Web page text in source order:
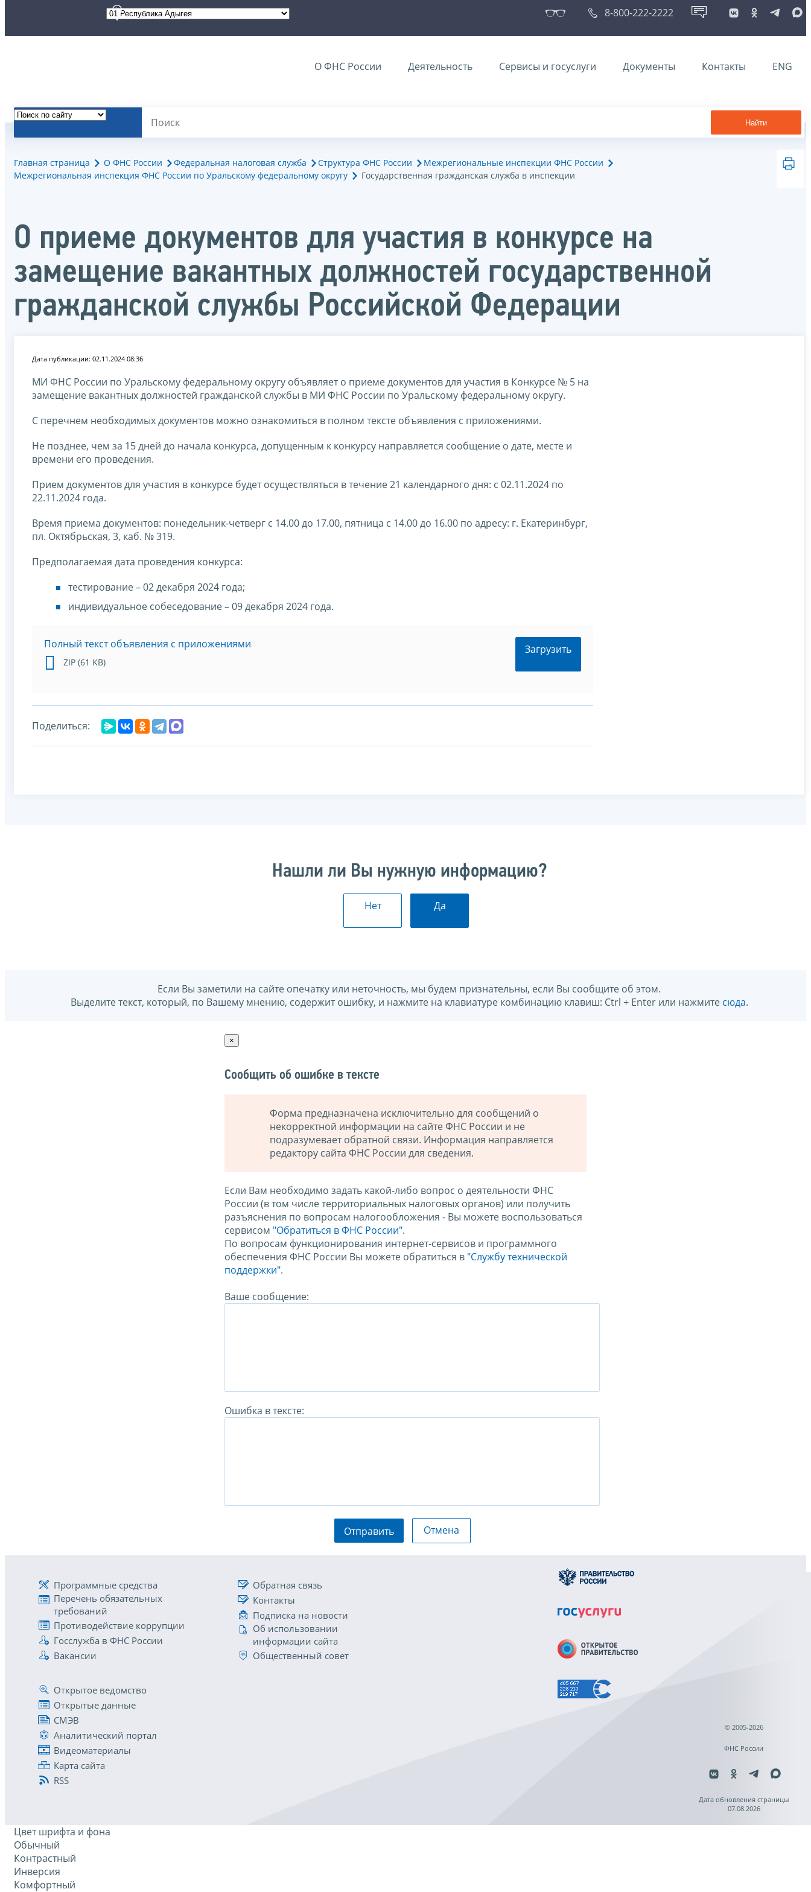
8-800-222-2222
О ФНС России Деятельность Сервисы и госуслуги Документы Контакты ENG
Найти
Главная страница О ФНС России Федеральная налоговая служба Структура ФНС России
Межрегиональные инспекции ФНС России
Межрегиональная инспекция ФНС России по Уральскому федеральному округу
Государственная гражданская служба в инспекции
О приеме документов для участия в конкурсе на
замещение вакантных должностей государственной
гражданской службы Российской Федерации
Дата публикации: 02.11.2024 08:36
МИ ФНС России по Уральскому федеральному округу объявляет о приеме документов для участия в Конкурсе № 5 на
замещение вакантных должностей гражданской службы в МИ ФНС России по Уральскому федеральному округу.
С перечнем необходимых документов можно ознакомиться в полном тексте объявления с приложениями.
Не позднее, чем за 15 дней до начала конкурса, допущенным к конкурсу направляется сообщение о дате, месте и
времени его проведения.
Прием документов для участия в конкурсе будет осуществляться в течение 21 календарного дня: с 02.11.2024 по
22.11.2024 года.
Время приема документов: понедельник-четверг с 14.00 до 17.00, пятница с 14.00 до 16.00 по адресу: г. Екатеринбург,
пл. Октябрьская, 3, каб. № 319.
Предполагаемая дата проведения конкурса:
тестирование – 02 декабря 2024 года;
индивидуальное собеседование – 09 декабря 2024 года.
Полный текст объявления с приложениями
ZIP (61 KB)
Загрузить
Поделиться:
Нашли ли Вы нужную информацию?
Нет Да
Если Вы заметили на сайте опечатку или неточность, мы будем признательны, если Вы сообщите об этом.
Выделите текст, который, по Вашему мнению, содержит ошибку, и нажмите на клавиатуре комбинацию клавиш: Ctrl + Enter или нажмите сюда.
×
Сообщить об ошибке в тексте
Форма предназначена исключительно для сообщений о
некорректной информации на сайте ФНС России и не
подразумевает обратной связи. Информация направляется
редактору сайта ФНС России для сведения.
Если Вам необходимо задать какой-либо вопрос о деятельности ФНС
России (в том числе территориальных налоговых органов) или получить
разъяснения по вопросам налогообложения - Вы можете воспользоваться
сервисом "Обратиться в ФНС России".
По вопросам функционирования интернет-сервисов и программного
обеспечения ФНС России Вы можете обратиться в "Службу технической
поддержки".
Ваше сообщение:
Ошибка в тексте:
Отправить Отмена
Программные средства
Перечень обязательных
требований
Противодействие коррупции
Госслужба в ФНС России
Вакансии
Обратная связь
Контакты
Подписка на новости
Об использовании
информации сайта
Общественный совет
Открытое ведомство
Открытые данные
СМЭВ
Аналитический портал
Видеоматериалы
Карта сайта
RSS
© 2005-2026
ФНС России
Дата обновления страницы
07.08.2026
Цвет шрифта и фона
Обычный
Контрастный
Инверсия
Комфортный